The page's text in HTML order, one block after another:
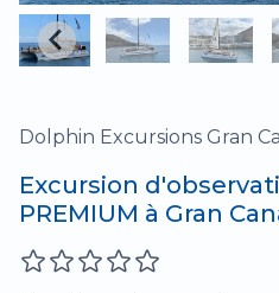
Dolphin Excursions Gran
Excursion
PREMIUM à Gran